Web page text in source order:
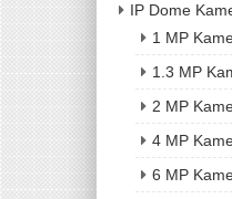
IP Dome
1 MP
1.3 MP
2 MP
4 MP
6 MP